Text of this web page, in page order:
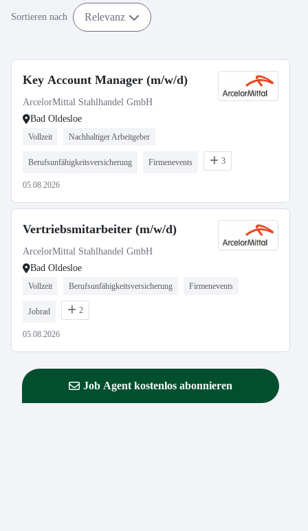
Sortieren nach Relevanz
Key Account Manager (m/w/d)
ArcelorMittal Stahlhandel GmbH
Bad Oldesloe
Vollzeit Nachhaltiger Arbeitgeber
Berufsunfähigkeitsversicherung Firmenevents 3
05.08.2026
Vertriebsmitarbeiter (m/w/d)
ArcelorMittal Stahlhandel GmbH
Bad Oldesloe
Vollzeit Berufsunfähigkeitsversicherung Firmenevents
Jobrad 2
05.08.2026
Job Agent kostenlos abonnieren